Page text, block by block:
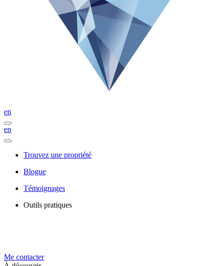
en
en
Trouvez une propriété
Blogue
Témoignages
Outils pratiques
Me contacter